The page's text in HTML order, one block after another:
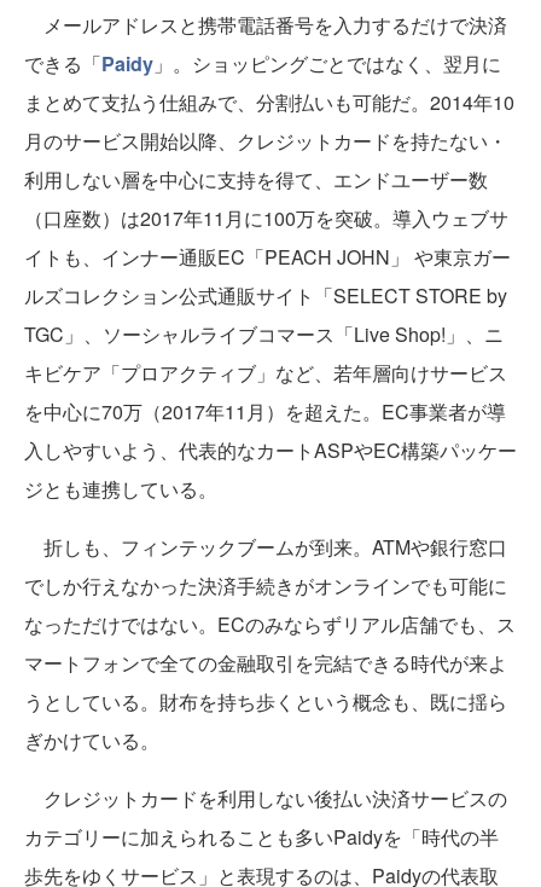
メールアドレスと携帯電話番号を入力するだけで決済
できる「Paidy 」。ショッピングごとではなく、翌月に
まとめて支払う仕組みで、分割払いも可能だ。2014年10
月のサービス開始以降、クレジットカードを持たない・
利用しない層を中心に支持を得て、エンドユーザー数
（口座数）は2017年11月に100万を突破。導入ウェブサ
イトも、インナー通販EC「PEACH JOHN」 や東京ガー
ルズコレクション公式通販サイト「SELECT STORE by
TGC」、ソーシャルライブコマース「Live Shop!」、ニ
キビケア「プロアクティブ」など、若年層向けサービス
を中心に70万（2017年11月）を超えた。EC事業者が導
入しやすいよう、代表的なカートASPやEC構築パッケー
ジとも連携している。
折しも、フィンテックブームが到来。ATMや銀行窓口
でしか行えなかった決済手続きがオンラインでも可能に
なっただけではない。ECのみならずリアル店舗でも、ス
マートフォンで全ての金融取引を完結できる時代が来よ
うとしている。財布を持ち歩くという概念も、既に揺ら
ぎかけている。
クレジットカードを利用しない後払い決済サービスの
カテゴリーに加えられることも多いPaidyを「時代の半
歩先をゆくサービス」と表現するのは、Paidyの代表取